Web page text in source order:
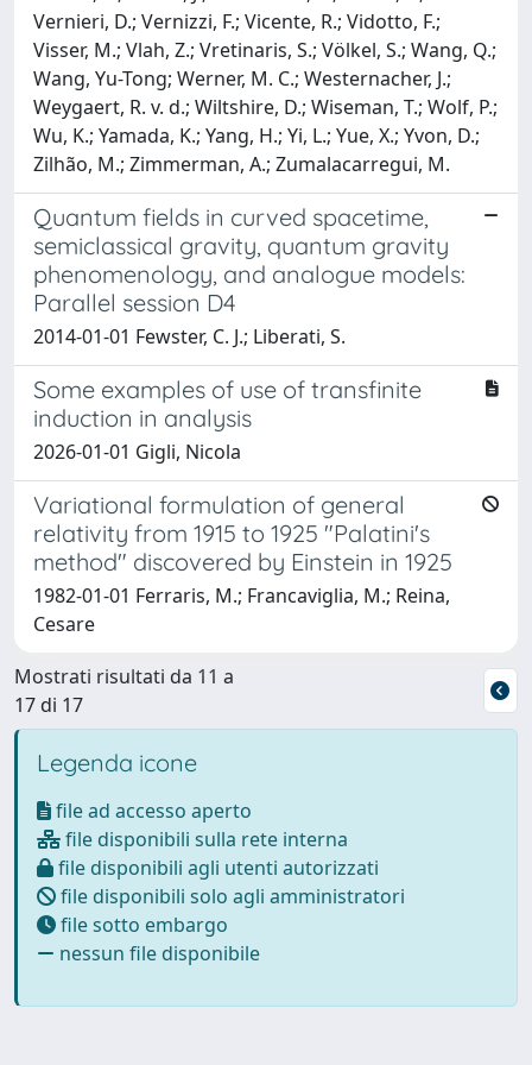
Vernieri, D.; Vernizzi, F.; Vicente, R.; Vidotto, F.;
Visser, M.; Vlah, Z.; Vretinaris, S.; Völkel, S.; Wang, Q.;
Wang, Yu-Tong; Werner, M. C.; Westernacher, J.;
Weygaert, R. v. d.; Wiltshire, D.; Wiseman, T.; Wolf, P.;
Wu, K.; Yamada, K.; Yang, H.; Yi, L.; Yue, X.; Yvon, D.;
Zilhão, M.; Zimmerman, A.; Zumalacarregui, M.
Quantum fields in curved spacetime,
semiclassical gravity, quantum gravity
phenomenology, and analogue models:
Parallel session D4
2014-01-01 Fewster, C. J.; Liberati, S.
Some examples of use of transfinite
induction in analysis
2026-01-01 Gigli, Nicola
Variational formulation of general
relativity from 1915 to 1925 "Palatini's
method" discovered by Einstein in 1925
1982-01-01 Ferraris, M.; Francaviglia, M.; Reina,
Cesare
Mostrati risultati da 11 a
17 di 17
Legenda icone
file ad accesso aperto
file disponibili sulla rete interna
file disponibili agli utenti autorizzati
file disponibili solo agli amministratori
file sotto embargo
nessun file disponibile